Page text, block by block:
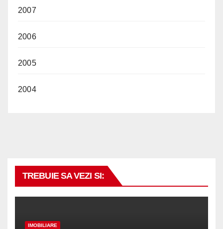
2007
2006
2005
2004
TREBUIE SA VEZI SI:
IMOBILIARE